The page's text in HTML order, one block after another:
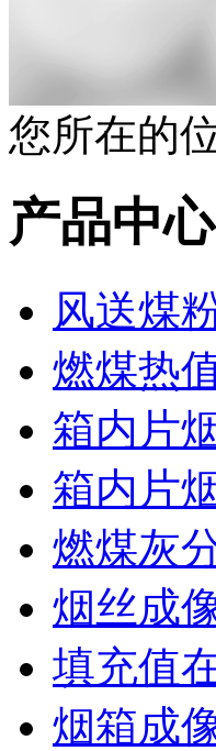
您所在的
产品中心
风送煤
燃煤热
箱内片
箱内片
燃煤灰
烟丝成
填充值
烟箱成